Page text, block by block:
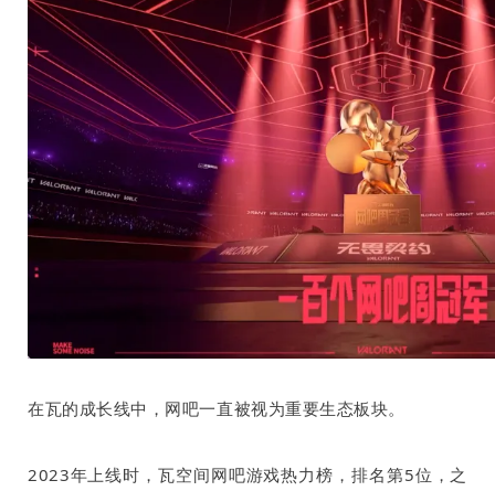
在瓦的成长线中，网吧一直被视为重要生态板块。
2023年上线时，瓦空间网吧游戏热力榜，排名第5位，之